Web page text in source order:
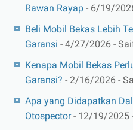
Rawan Rayap - 6/19/
Beli Mobil Bekas Lebih
Garansi - 4/27/2026 -
Kenapa Mobil Bekas
Garansi? - 2/16/2026 -
Apa yang Didapatkan
Otospector- 12/19/2025